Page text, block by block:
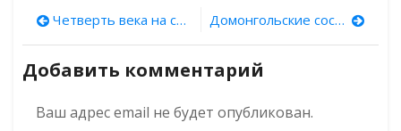
Эл.
Выпуск
Стрелецкая
в
Навигация
по
записям
Четверть века на суздальских селищах Домонгольские соседи. Выпуск 5. Замковая церковь в Минске
Добавить комментарий
Ваш адрес email не будет опубликован.